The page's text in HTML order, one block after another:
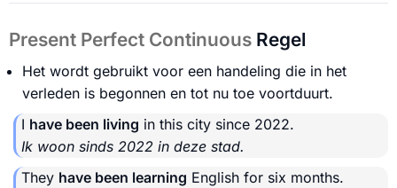
Present Perfect Continuous Regel
Het wordt gebruikt voor een handeling die in het
verleden is begonnen en tot nu toe voortduurt.
I have been living in this city since 2022.
Ik woon sinds 2022 in deze stad.
They have been learning English for six months.